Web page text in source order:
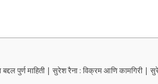
पुर्ण माहिती | सुरेश रैना : विक्रम आणि कामगिरी |